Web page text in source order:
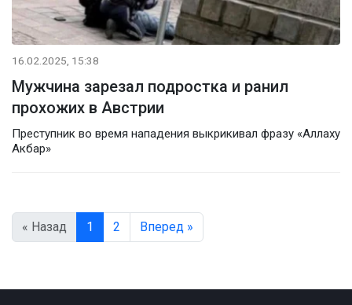
16.02.2025, 15:38
Мужчина зарезал подростка и ранил
прохожих в Австрии
Преступник во время нападения выкрикивал фразу «Аллаху
Акбар»
« Назад 1 2 Вперед »